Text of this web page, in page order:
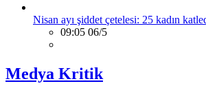
Nisan ayı şiddet çetelesi: 25 kadın
09:05 06/5
Medya Kritik